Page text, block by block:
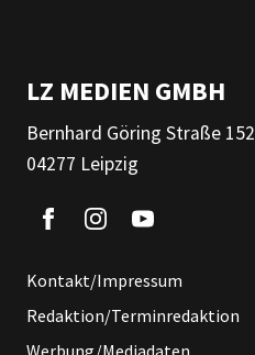
LZ MEDIEN GMBH
Bernhard Göring Straße 152
04277 Leipzig
Kontakt/Impressum
Redaktion/Terminredaktion
Werbung/Mediadaten